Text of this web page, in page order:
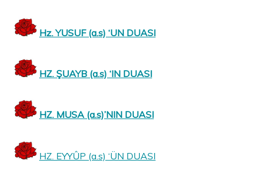
Hz. YUSUF (a.s) ‘UN DUASI
HZ. ŞUAYB (a.s) ‘IN DUASI
HZ. MUSA (a.s)’NIN DUASI
HZ. EYYÛP (a.s) ‘ÜN DUASI